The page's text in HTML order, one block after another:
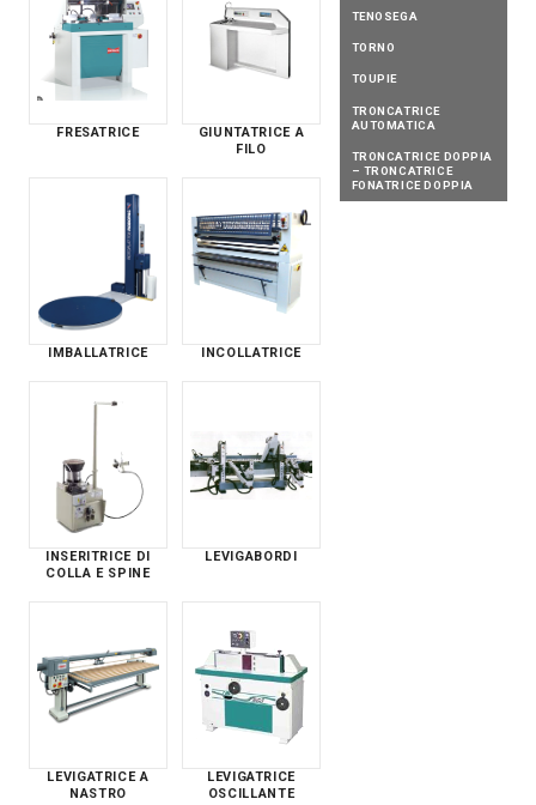
FRESATRICE
GIUNTATRICE A
FILO
IMBALLATRICE INCOLLATRICE
INSERITRICE DI
COLLA E SPINE
LEVIGABORDI
LEVIGATRICE A
NASTRO
LEVIGATRICE
OSCILLANTE
TENOSEGA
TORNO
TOUPIE
TRONCATRICE
AUTOMATICA
TRONCATRICE DOPPIA
– TRONCATRICE
FONATRICE DOPPIA